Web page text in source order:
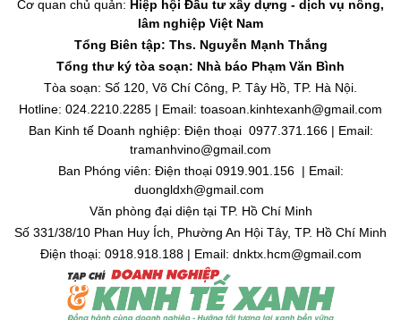
Cơ quan chủ quản: Hiệp hội Đầu tư xây dựng - dịch vụ nông,
lâm nghiệp Việt Nam
Tổng Biên tập: Ths. Nguyễn Mạnh Thắng
Tổng thư ký tòa soạn: Nhà báo Phạm Văn Bình
Tòa soạn: Số 120, Võ Chí Công, P. Tây Hồ, TP. Hà Nội.
Hotline: 024.2210.2285 | Email: toasoan.kinhtexanh@gmail.com
Ban Kinh tế Doanh nghiệp: Điện thoại 0977.371.166 | Email:
tramanhvino@gmail.com
Ban Phóng viên: Điện thoại 0919.901.156 | Email:
duongldxh@gmail.com
Văn phòng đại diện tại TP. Hồ Chí Minh
Số 331/38/10 Phan Huy Ích, Phường An Hội Tây, TP. Hồ Chí Minh
Điện thoại: 0918.918.188 | Email: dnktx.hcm@gmail.com